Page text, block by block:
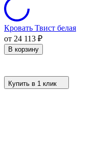
Кровать Твист белая
от 24 113 ₽
В корзину
Купить в 1 клик